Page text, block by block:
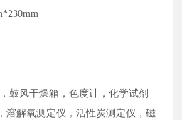
鼓风干燥箱，色度计，化学试剂
溶解氧测定仪，活性炭测定仪，磁